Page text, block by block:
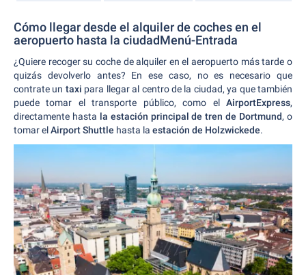
Cómo llegar desde el alquiler de coches en el
aeropuerto hasta la ciudadMenú-Entrada
¿Quiere recoger su coche de alquiler en el aeropuerto más tarde o
quizás devolverlo antes? En ese caso, no es necesario que
contrate un taxi para llegar al centro de la ciudad, ya que también
puede tomar el transporte público, como el AirportExpress,
directamente hasta la estación principal de tren de Dortmund, o
tomar elAirport Shuttle hasta la estación de Holzwickede.